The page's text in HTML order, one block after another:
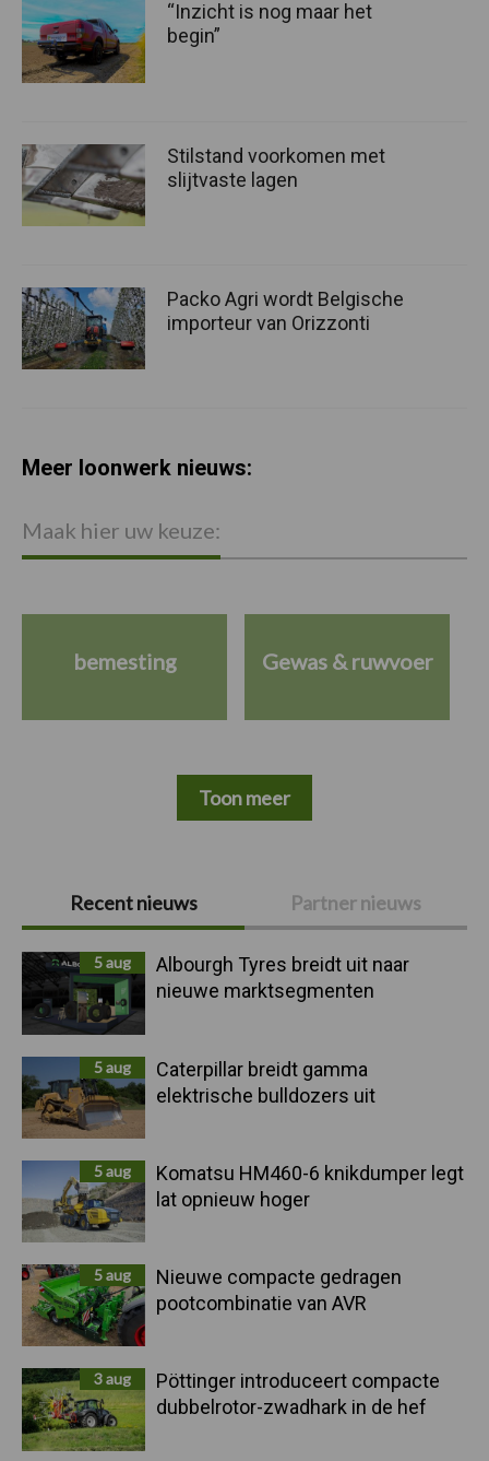
Primaire
Sidebar
Recent nieuws Partner nieuws
5 aug
Albourgh Tyres breidt uit naar
nieuwe marktsegmenten
5 aug
Caterpillar breidt gamma
elektrische bulldozers uit
5 aug
Komatsu HM460-6 knikdumper legt
lat opnieuw hoger
5 aug
Nieuwe compacte gedragen
pootcombinatie van AVR
3 aug
Pöttinger introduceert compacte
dubbelrotor-zwadhark in de hef
“Inzicht is nog maar het
begin”
Stilstand voorkomen met
slijtvaste lagen
Packo Agri wordt Belgische
importeur van Orizzonti
Meer loonwerk nieuws:
Maak hier uw keuze:
bemesting Gewas & ruwvoer
Toon meer